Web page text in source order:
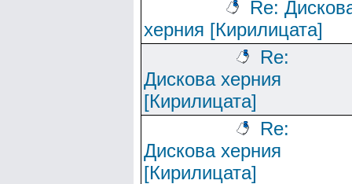
Re:
херния [Кирилицата]
Re:
Дискова херния
[Кирилицата]
Re:
Дискова херния
[Кирилицата]